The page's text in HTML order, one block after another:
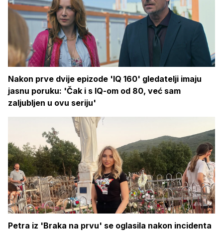
Nakon prve dvije epizode 'IQ 160' gledatelji imaju
jasnu poruku: 'Čak i s IQ-om od 80, već sam
zaljubljen u ovu seriju'
Petra iz 'Braka na prvu' se oglasila nakon incidenta